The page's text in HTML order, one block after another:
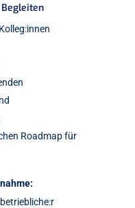
Roadmap für